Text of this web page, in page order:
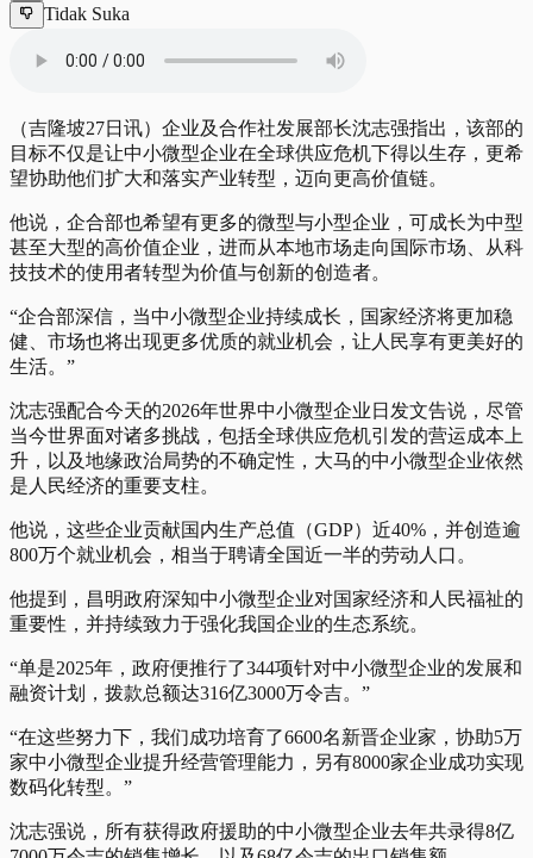
Tidak Suka
（吉隆坡27日讯）企业及合作社发展部长沈志强指出，该部的
目标不仅是让中小微型企业在全球供应危机下得以生存，更希
望协助他们扩大和落实产业转型，迈向更高价值链。
他说，企合部也希望有更多的微型与小型企业，可成长为中型
甚至大型的高价值企业，进而从本地市场走向国际市场、从科
技技术的使用者转型为价值与创新的创造者。
“企合部深信，当中小微型企业持续成长，国家经济将更加稳
健、市场也将出现更多优质的就业机会，让人民享有更美好的
生活。”
沈志强配合今天的2026年世界中小微型企业日发文告说，尽管
当今世界面对诸多挑战，包括全球供应危机引发的营运成本上
升，以及地缘政治局势的不确定性，大马的中小微型企业依然
是人民经济的重要支柱。
他说，这些企业贡献国内生产总值（GDP）近40%，并创造逾
800万个就业机会，相当于聘请全国近一半的劳动人口。
他提到，昌明政府深知中小微型企业对国家经济和人民福祉的
重要性，并持续致力于强化我国企业的生态系统。
“单是2025年，政府便推行了344项针对中小微型企业的发展和
融资计划，拨款总额达316亿3000万令吉。”
“在这些努力下，我们成功培育了6600名新晋企业家，协助5万
家中小微型企业提升经营管理能力，另有8000家企业成功实现
数码化转型。”
沈志强说，所有获得政府援助的中小微型企业去年共录得8亿